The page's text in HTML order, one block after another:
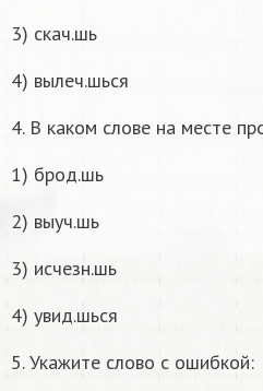
3) скач.шь
4) вылеч.шься
4. В каком слове на месте
1) брод.шь
2) выуч.шь
3) исчезн.шь
4) увид.шься
5. Укажите слово с ошибкой: